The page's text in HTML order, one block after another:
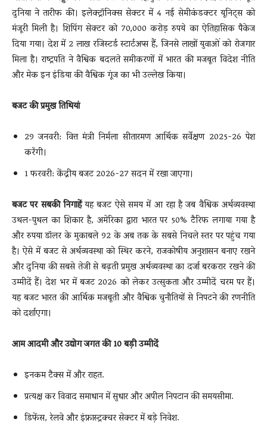
दुनिया ने तारीफ की। इलेक्ट्रॉनिक्स सेक्टर में 4 नई सेमीकंडक्टर यूनिट्स को
मंजूरी मिली है। शिपिंग सेक्टर को 70,000 करोड़ रुपये का ऐतिहासिक पैकेज
दिया गया। देश में 2 लाख रजिस्टर्ड स्टार्टअप्स हैं, जिनसे लाखों युवाओं को रोजगार
मिला है। राष्ट्रपति ने वैश्विक बदलते समीकरणों में भारत की मजबूत विदेश नीति
और मेक इन इंडिया की वैश्विक गूंज का भी उल्लेख किया।
बजट की प्रमुख तिथियां
29 जनवरी: वित्त मंत्री निर्मला सीतारमण आर्थिक सर्वेक्षण 2025-26 पेश
करेंगी।
1 फरवरी: केंद्रीय बजट 2026-27 सदन में रखा जाएगा।
बजट पर सबकी निगाहेंयह बजट ऐसे समय में आ रहा है जब वैश्विक अर्थव्यवस्था
उथल-पुथल का शिकार है, अमेरिका द्वारा भारत पर 50% टैरिफ लगाया गया है
और रुपया डॉलर के मुकाबले 92 के अब तक के सबसे निचले स्तर पर पहुंच गया
है। ऐसे में बजट से अर्थव्यवस्था को स्थिर करने, राजकोषीय अनुशासन बनाए रखने
और दुनिया की सबसे तेजी से बढ़ती प्रमुख अर्थव्यवस्था का दर्जा बरकरार रखने की
उम्मीदें हैं। देश भर में बजट 2026 को लेकर उत्सुकता और उम्मीदें चरम पर हैं।
यह बजट भारत की आर्थिक मजबूती और वैश्विक चुनौतियों से निपटने की रणनीति
को दर्शाएगा।
आम आदमी और उद्योग जगत की 10 बड़ी उम्मीदें
इनकम टैक्स में और राहत.
प्रत्यक्ष कर विवाद समाधान में सुधार और अपील निपटान की समयसीमा.
डिफेंस, रेलवे और इंफ्रास्ट्रक्चर सेक्टर में बड़े निवेश.